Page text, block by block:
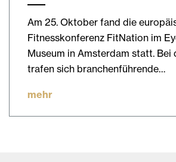
Am 25. Oktober fand die
Fitnesskonferenz FitNation im
Museum in Amsterdam statt. Bei
trafen sich branchenführende…
mehr